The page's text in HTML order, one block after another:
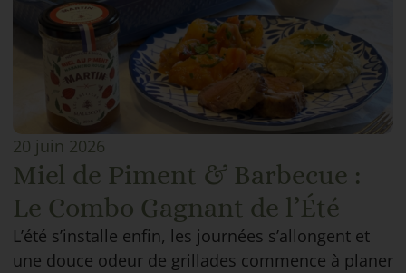
20 juin 2026
Miel de Piment & Barbecue :
Le Combo Gagnant de l’Été
L’été s’installe enfin, les journées s’allongent et
une douce odeur de grillades commence à planer